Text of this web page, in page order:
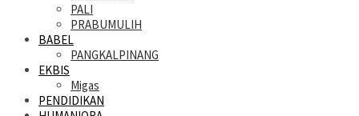
PALI
PRABUMULIH
BABEL
PANGKALPINANG
EKBIS
Migas
PENDIDIKAN